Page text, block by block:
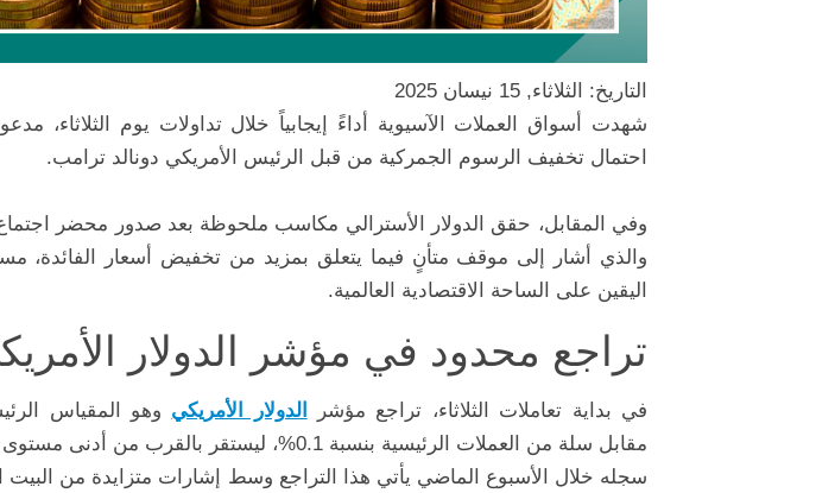
التاريخ: الثلاثاء, 15 نيسان 2025
شهدت أسواق العملات الآسيوية أداءً إيجابياً خلال تداولات يوم الثلاثاء،
احتمال تخفيف الرسوم الجمركية من قبل الرئيس الأمريكي دونالد ترامب.
وفي المقابل، حقق الدولار الأسترالي مكاسب ملحوظة بعد صدور محضر اجتماع
والذي أشار إلى موقف متأنٍ فيما يتعلق بمزيد من تخفيض أسعار الفائدة،
اليقين على الساحة الاقتصادية العالمية.
تراجع محدود في مؤشر الدولار
في بداية تعاملات الثلاثاء، تراجع مؤشر الدولار الأمريكي وهو المقياس
مقابل سلة من العملات الرئيسية بنسبة 0.1%، ليستقر
سجله خلال الأسبوع الماضي يأتي هذا التراجع وسط إشارات متزايدة من البيت